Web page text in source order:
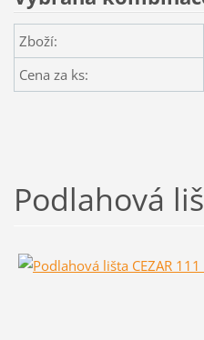
Zboží:
Cena za ks:
Podlahová